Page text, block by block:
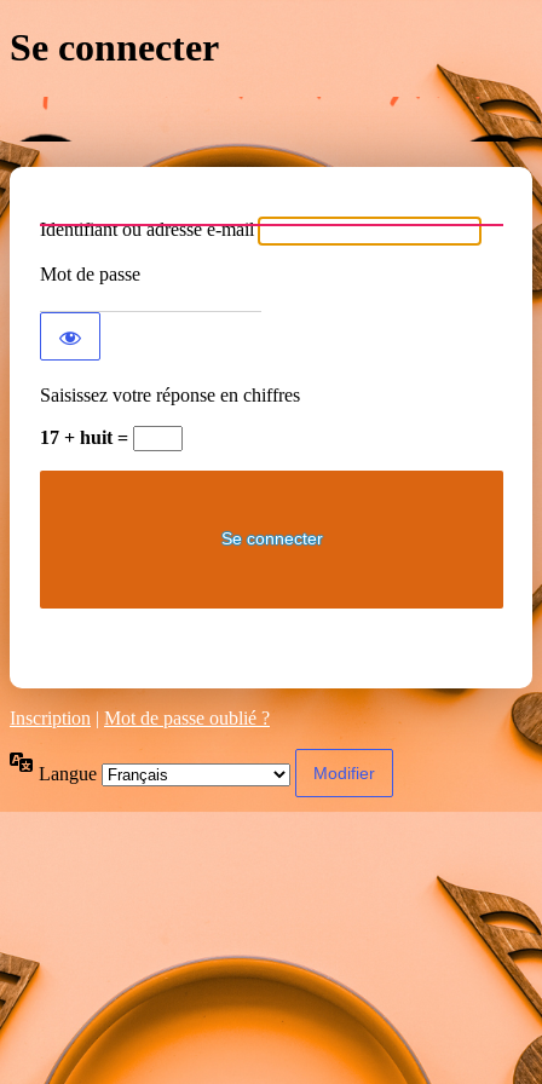
Se connecter
Identifiant ou adresse e-mail
Mot de passe
Saisissez votre réponse en chiffres
17 + huit =
Inscription | Mot de passe oublié ?
Langue